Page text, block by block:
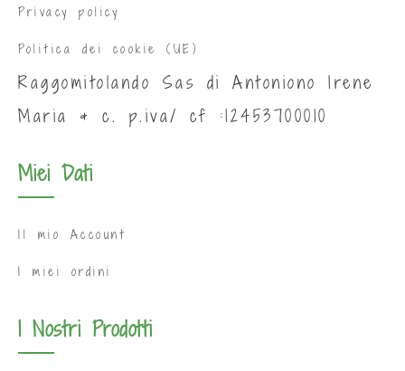
Privacy policy
Politica dei cookie (UE)
Raggomitolando Sas di Antoniono Irene
Maria & c. p.iva/ cf :12453700010
Miei Dati
Il mio Account
I miei ordini
I Nostri Prodotti